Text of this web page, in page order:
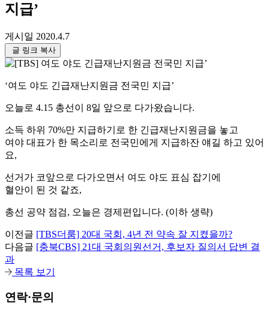
지급’
게시일 2020.4.7
글 링크 복사
‘여도 야도 긴급재난지원금 전국민 지급’
오늘로 4.15 총선이 8일 앞으로 다가왔습니다.
소득 하위 70%만 지급하기로 한 긴급재난지원금을 놓고
여야 대표가 한 목소리로 전국민에게 지급하잔 얘길 하고 있어
요,
선거가 코앞으로 다가오면서 여도 야도 표심 잡기에
혈안이 된 것 같죠,
총선 공약 점검, 오늘은 경제편입니다. (이하 생략)
이전글 [TBS더룸] 20대 국회, 4년 전 약속 잘 지켰을까?
다음글 [충북CBS] 21대 국회의원선거, 후보자 질의서 답변 결
과
목록 보기
연락·문의